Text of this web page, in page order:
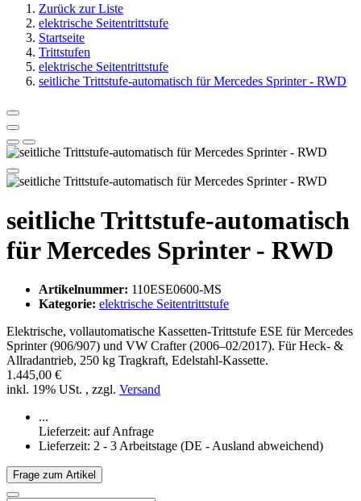
Zurück zur Liste
elektrische Seitentrittstufe
Startseite
Trittstufen
elektrische Seitentrittstufe
seitliche Trittstufe-automatisch für Mercedes Sprinter - RWD
seitliche Trittstufe-automatisch
für Mercedes Sprinter - RWD
Artikelnummer: 110ESE0600-MS
Kategorie: elektrische Seitentrittstufe
Elektrische, vollautomatische Kassetten-Trittstufe ESE für Mercedes
Sprinter (906/907) und VW Crafter (2006–02/2017). Für Heck- &
Allradantrieb, 250 kg Tragkraft, Edelstahl-Kassette.
1.445,00 €
inkl. 19% USt. , zzgl. Versand
...
Lieferzeit: auf Anfrage
Lieferzeit: 2 - 3 Arbeitstage (DE - Ausland abweichend)
Frage zum Artikel